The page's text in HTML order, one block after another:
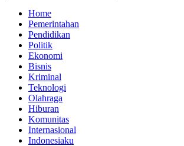
Home
Pemerintahan
Pendidikan
Politik
Ekonomi
Bisnis
Kriminal
Teknologi
Olahraga
Hiburan
Komunitas
Internasional
Indonesiaku